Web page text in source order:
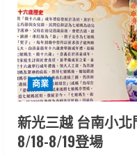
商業
新光三越 台南小北
8/18-8/19登場